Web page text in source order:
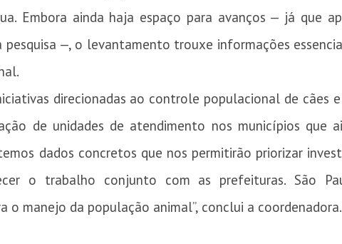
Embora ainda haja espaço para avanços — já que
—, o levantamento trouxe informações
direcionadas ao controle populacional de cães
de unidades de atendimento nos municípios que
dados concretos que nos permitirão priorizar
o trabalho conjunto com as prefeituras. São
manejo da população animal”, conclui a coordenadora.